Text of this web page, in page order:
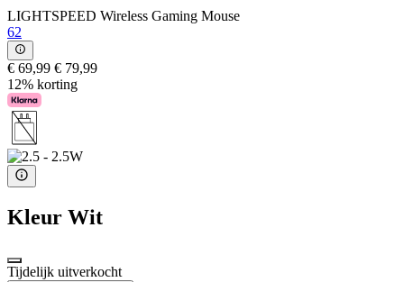
LIGHTSPEED Wireless Gaming Mouse
62
€ 69,99 € 79,99
12% korting
Kleur Wit
Tijdelijk uitverkocht